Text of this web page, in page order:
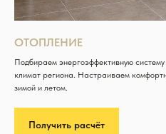
ОТОПЛЕНИЕ
Подбираем энергоэффективную
климат региона. Настраиваем
зимой и летом.
Получить расчёт